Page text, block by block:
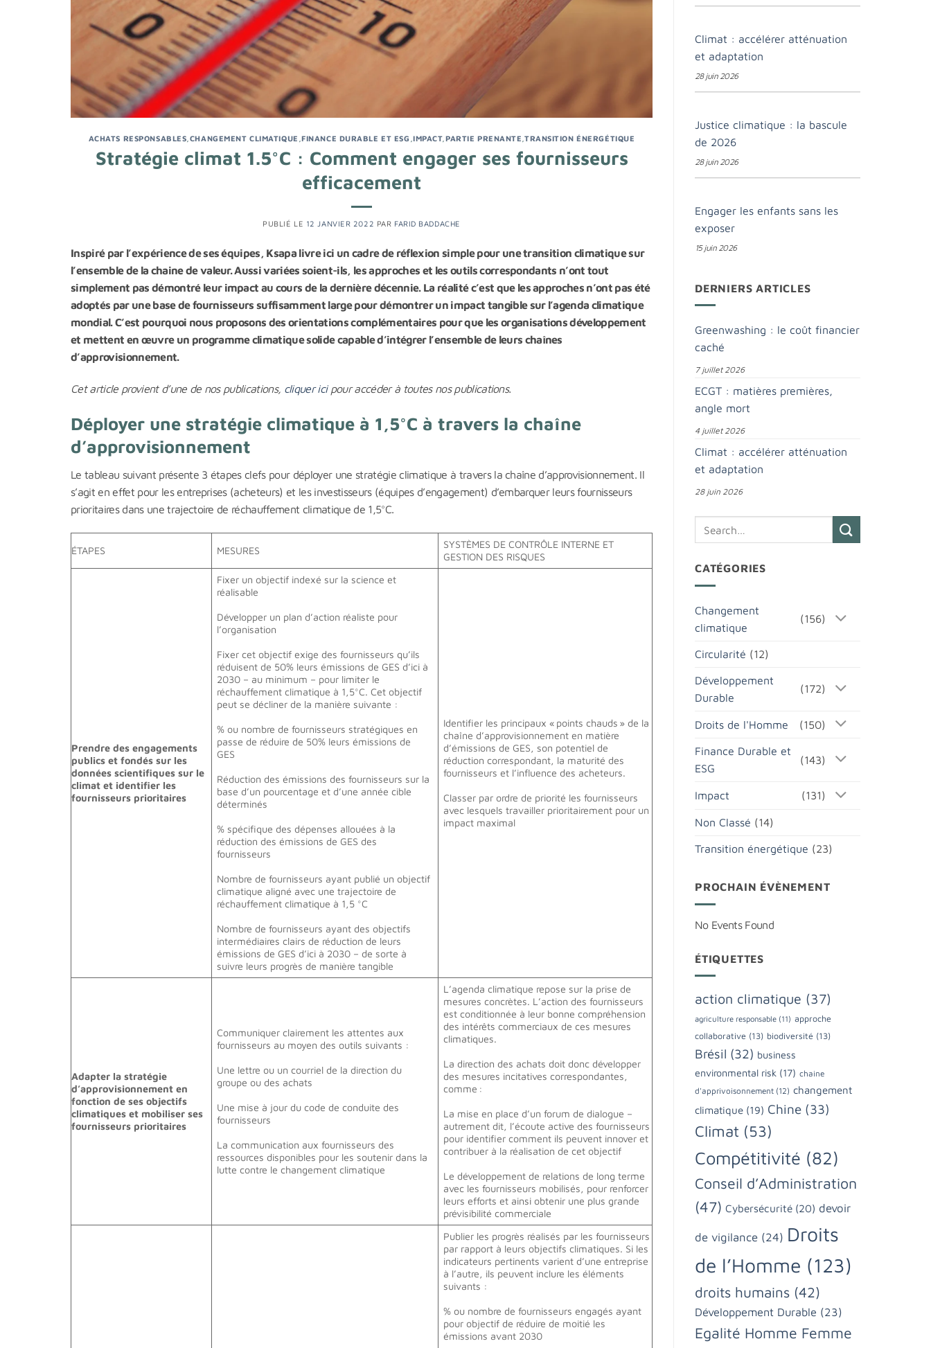
ACHATS RESPONSABLES CHANGEMENT CLIMATIQUE ,FINANCE DURABLE ET ESG ,IMPACT,PARTIE PRENANTE TRANSITION ÉNERGÉTIQUE
Stratégie climat 1.5°C : Comment engager ses fournisseurs
efficacement
PUBLIÉ LE 12 JANVIER 2022 PAR FARID BADDACHE
Inspiré par l’expérience de ses équipes, Ksapa livre ici un cadre de réflexion simple pour une transition climatique sur
l’ensemble de la chaine de valeur. Aussi variées soient-ils, les approches et les outils correspondants n’ont tout
simplement pas démontré leur impact au cours de la dernière décennie. La réalité c’est que les approches n’ont pas été
adoptés par une base de fournisseurs suffisamment large pour démontrer un impact tangible sur l’agenda climatique
mondial. C’est pourquoi nous proposons des orientations complémentaires pour que les organisations développement
et mettent en œuvre un programme climatique solide capable d’intégrer l’ensemble de leurs chaînes
d’approvisionnement.
Cet article provient d’une de nos publications, cliquer icipour accéder à toutes nos publications.
Déployer une stratégie climatique à 1,5°C à travers la chaîne
d’approvisionnement
Le tableau suivant présente 3 étapes clefs pour déployer une stratégie climatique à travers la chaîne d’approvisionnement. Il
s’agit en effet pour les entreprises (acheteurs) et les investisseurs (équipes d’engagement) d’embarquer leurs fournisseurs
prioritaires dans une trajectoire de réchauffement climatique de 1,5°C.
ÉTAPES MESURES
SYSTÈMES DE CONTRÔLE INTERNE ET
GESTION DES RISQUES
Prendre des engagements
publics et fondés sur les
données scientifiques sur le
climat et identifier les
fournisseurs prioritaires
Fixer un objectif indexé sur la science et
réalisable
Développer un plan d’action réaliste pour
l’organisation
Fixer cet objectif exige des fournisseurs qu’ils
réduisent de 50% leurs émissions de GES d’ici à
2030 – au minimum – pour limiter le
réchauffement climatique à 1,5°C. Cet objectif
peut se décliner de la manière suivante :
% ou nombre de fournisseurs stratégiques en
passe de réduire de 50% leurs émissions de
GES
Réduction des émissions des fournisseurs sur la
base d’un pourcentage et d’une année cible
déterminés
% spécifique des dépenses allouées à la
réduction des émissions de GES des
fournisseurs
Nombre de fournisseurs ayant publié un objectif
climatique aligné avec une trajectoire de
réchauffement climatique à 1,5 °C
Nombre de fournisseurs ayant des objectifs
intermédiaires clairs de réduction de leurs
émissions de GES d’ici à 2030 – de sorte à
suivre leurs progrès de manière tangible
Identifier les principaux « points chauds » de la
chaîne d’approvisionnement en matière
d’émissions de GES, son potentiel de
réduction correspondant, la maturité des
fournisseurs et l’influence des acheteurs.
Classer par ordre de priorité les fournisseurs
avec lesquels travailler prioritairement pour un
impact maximal
Adapter la stratégie
d’approvisionnement en
fonction de ses objectifs
climatiques et mobiliser ses
fournisseurs prioritaires
Communiquer clairement les attentes aux
fournisseurs au moyen des outils suivants :
Une lettre ou un courriel de la direction du
groupe ou des achats
Une mise à jour du code de conduite des
fournisseurs
La communication aux fournisseurs des
ressources disponibles pour les soutenir dans la
lutte contre le changement climatique
L’agenda climatique repose sur la prise de
mesures concrètes. L’action des fournisseurs
est conditionnée à leur bonne compréhension
des intérêts commerciaux de ces mesures
climatiques.
La direction des achats doit donc développer
des mesures incitatives correspondantes,
comme :
La mise en place d’un forum de dialogue –
autrement dit, l’écoute active des fournisseurs
pour identifier comment ils peuvent innover et
contribuer à la réalisation de cet objectif
Le développement de relations de long terme
avec les fournisseurs mobilisés, pour renforcer
leurs efforts et ainsi obtenir une plus grande
prévisibilité commerciale
Publier les progrès réalisés par les fournisseurs
par rapport à leurs objectifs climatiques. Si les
indicateurs pertinents varient d’une entreprise
à l’autre, ils peuvent inclure les éléments
suivants :
% ou nombre de fournisseurs engagés ayant
pour objectif de réduire de moitié les
émissions avant 2030
Climat : accélérer atténuation
et adaptation
28 juin 2026
Justice climatique : la bascule
de 2026
28 juin 2026
Engager les enfants sans les
exposer
15 juin 2026
DERNIERS ARTICLES
Greenwashing : le coût financier
caché
7 juillet 2026
ECGT : matières premières,
angle mort
4 juillet 2026
Climat : accélérer atténuation
et adaptation
28 juin 2026
CATÉGORIES
Changement
climatique
(156)
Circularité (12)
Développement
Durable
(172)
Droits de l'Homme (150)
Finance Durable et
ESG
(143)
Impact (131)
Non Classé (14)
Transition énergétique (23)
PROCHAIN ÉVÈNEMENT
No Events Found
ÉTIQUETTES
action climatique (37)
agriculture responsable (11) approche
collaborative (13) biodiversité (13)
Brésil (32) business
environmental risk (17) chaine
d'apprivoisonnement (12) changement
climatique (19) Chine (33)
Climat (53)
Compétitivité (82)
Conseil d’Administration
(47) Cybersécurité (20) devoir
de vigilance (24) Droits
de l’Homme (123)
droits humains (42)
Développement Durable (23)
Egalité Homme Femme